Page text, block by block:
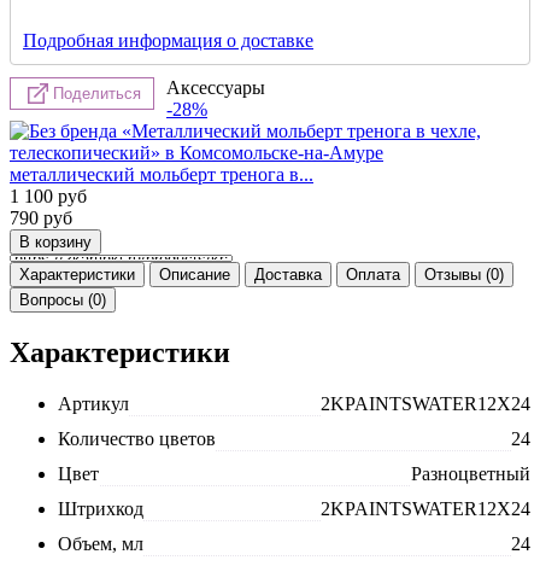
Подробная информация о доставке
Поделиться
Аксессуары
-28%
металлический мольберт тренога в...
1 100 руб
790 руб
Характеристики Описание Доставка Оплата
Отзывы (0)
Вопросы (0)
Характеристики
Артикул
2KPAINTSWATER12X24
Количество цветов
24
Цвет
Разноцветный
Штрихкод
2KPAINTSWATER12X24
Объем, мл
24